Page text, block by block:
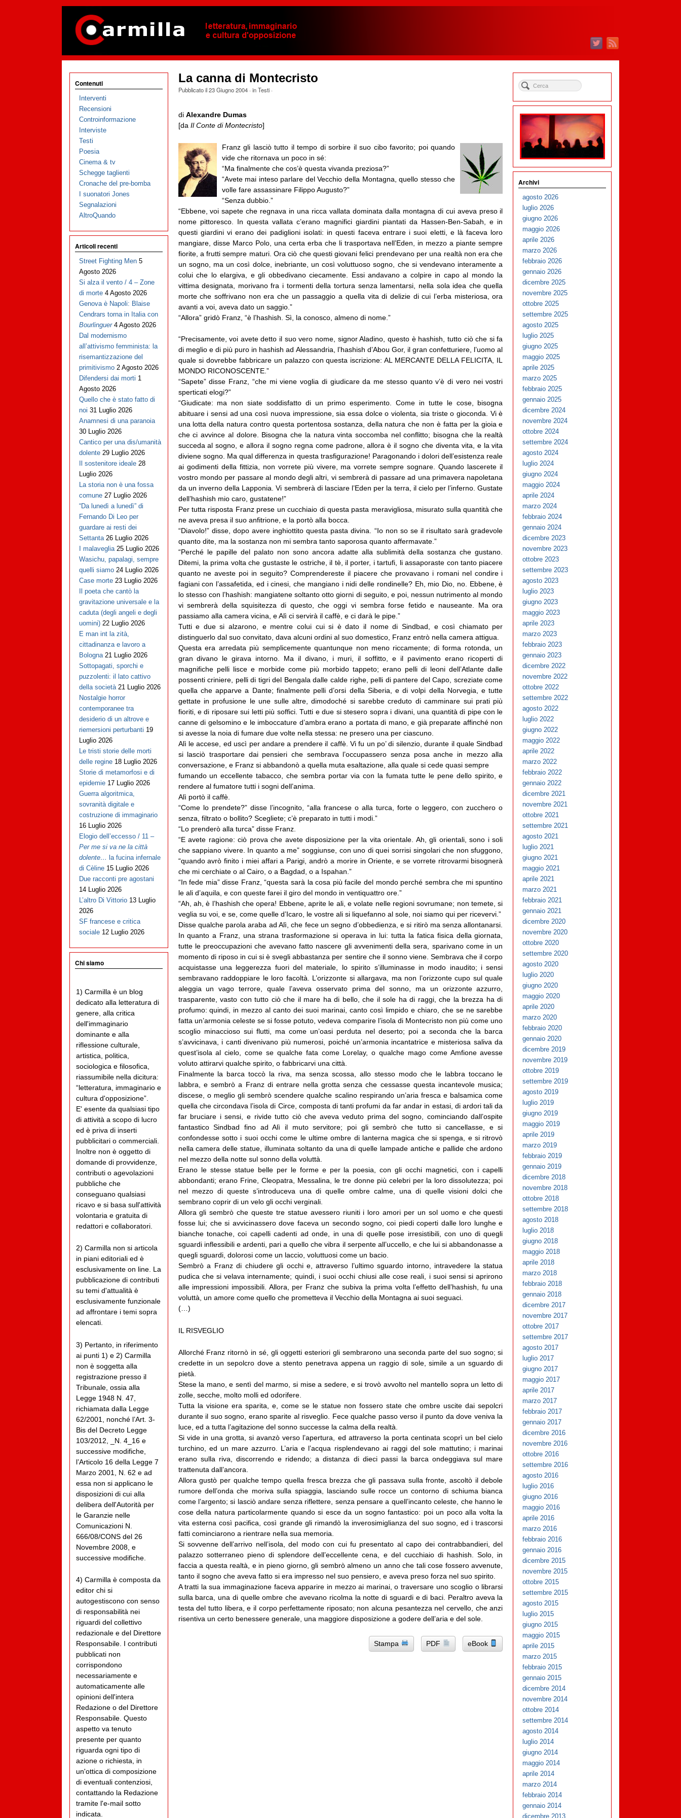
La canna di Montecristo
Pubblicato il23 Giugno 2004· inTesti·
di Alexandre Dumas
[da Il Conte di Montecristo]
Franz gli lasciò tutto il tempo di sorbire il suo cibo favorito; poi quando
vide che ritornava un poco in sé:
“Ma finalmente che cos’è questa vivanda preziosa?”
“Avete mai inteso parlare del Vecchio della Montagna, quello stesso che
volle fare assassinare Filippo Augusto?”
“Senza dubbio.”
“Ebbene, voi sapete che regnava in una ricca vallata dominata dalla montagna di cui aveva preso il
nome pittoresco. In questa vallata c’erano magnifici giardini piantati da Hassen-Ben-Sabah, e in
questi giardini vi erano dei padiglioni isolati: in questi faceva entrare i suoi eletti, e là faceva loro
mangiare, disse Marco Polo, una certa erba che li trasportava nell’Eden, in mezzo a piante sempre
fiorite, a frutti sempre maturi. Ora ciò che questi giovani felici prendevano per una realtà non era che
un sogno, ma un così dolce, inebriante, un così voluttuoso sogno, che si vendevano interamente a
colui che lo elargiva, e gli obbedivano ciecamente. Essi andavano a colpire in capo al mondo la
vittima designata, morivano fra i tormenti della tortura senza lamentarsi, nella sola idea che quella
morte che soffrivano non era che un passaggio a quella vita di delizie di cui l’erba misteriosa, ora
avanti a voi, aveva dato un saggio.”
“Allora” gridò Franz, “è l’hashish. Sì, la conosco, almeno di nome.”
“Precisamente, voi avete detto il suo vero nome, signor Aladino, questo è hashish, tutto ciò che si fa
di meglio e di più puro in hashish ad Alessandria, l’hashish d’Abou Gor, il gran confetturiere, l’uomo al
quale si dovrebbe fabbricare un palazzo con questa iscrizione: AL MERCANTE DELLA FELICITA, IL
MONDO RICONOSCENTE.”
“Sapete” disse Franz, “che mi viene voglia di giudicare da me stesso quanto v’è di vero nei vostri
sperticati elogi?”
“Giudicate: ma non siate soddisfatto di un primo esperimento. Come in tutte le cose, bisogna
abituare i sensi ad una così nuova impressione, sia essa dolce o violenta, sia triste o gioconda. Vi è
una lotta della natura contro questa portentosa sostanza, della natura che non è fatta per la gioia e
che ci avvince al dolore. Bisogna che la natura vinta soccomba nel conflitto; bisogna che la realtà
succeda al sogno, e allora il sogno regna come padrone, allora è il sogno che diventa vita, e la vita
diviene sogno. Ma qual differenza in questa trasfigurazione! Paragonando i dolori dell’esistenza reale
ai godimenti della fittizia, non vorrete più vivere, ma vorrete sempre sognare. Quando lascerete il
vostro mondo per passare al mondo degli altri, vi sembrerà di passare ad una primavera napoletana
da un inverno della Lapponia. Vi sembrerà di lasciare l’Eden per la terra, il cielo per l’inferno. Gustate
dell’hashish mio caro, gustatene!”
Per tutta risposta Franz prese un cucchiaio di questa pasta meravigliosa, misurato sulla quantità che
ne aveva presa il suo anfitrione, e la portò alla bocca.
“Diavolo!” disse, dopo avere inghiottito questa pasta divina. “Io non so se il risultato sarà gradevole
quanto dite, ma la sostanza non mi sembra tanto saporosa quanto affermavate.”
“Perché le papille del palato non sono ancora adatte alla sublimità della sostanza che gustano.
Ditemi, la prima volta che gustaste le ostriche, il tè, il porter, i tartufi, li assaporaste con tanto piacere
quanto ne aveste poi in seguito? Comprendereste il piacere che provavano i romani nel condire i
fagiani con l’assafetida, ed i cinesi, che mangiano i nidi delle rondinelle? Eh, mio Dio, no. Ebbene, è
lo stesso con l’hashish: mangiatene soltanto otto giorni di seguito, e poi, nessun nutrimento al mondo
vi sembrerà della squisitezza di questo, che oggi vi sembra forse fetido e nauseante. Ma ora
passiamo alla camera vicina, e Alì ci servirà il caffè, e ci darà le pipe.”
Tutti e due si alzarono, e mentre colui cui si è dato il nome di Sindbad, e così chiamato per
distinguerlo dal suo convitato, dava alcuni ordini al suo domestico, Franz entrò nella camera attigua.
Questa era arredata più semplicemente quantunque non meno riccamente; di forma rotonda, un
gran divano le girava intorno. Ma il divano, i muri, il soffitto, e il pavimento erano ricoperti di
magnifiche pelli lisce e morbide come più morbido tappeto; erano pelli di leoni dell’Atlante dalle
possenti criniere, pelli di tigri del Bengala dalle calde righe, pelli di pantere del Capo, screziate come
quella che apparve a Dante; finalmente pelli d’orsi della Siberia, e di volpi della Norvegia, e tutte
gettate in profusione le une sulle altre, dimodoché si sarebbe creduto di camminare sui prati più
fioriti, e di riposare sui letti più soffici. Tutti e due si stesero sopra i divani, una quantità di pipe con le
canne di gelsomino e le imboccature d’ambra erano a portata di mano, e già preparate affinché non
si avesse la noia di fumare due volte nella stessa: ne presero una per ciascuno.
Alì le accese, ed uscì per andare a prendere il caffè. Vi fu un po’ di silenzio, durante il quale Sindbad
si lasciò trasportare dai pensieri che sembrava l’occupassero senza posa anche in mezzo alla
conversazione, e Franz si abbandonò a quella muta esaltazione, alla quale si cede quasi sempre
fumando un eccellente tabacco, che sembra portar via con la fumata tutte le pene dello spirito, e
rendere al fumatore tutti i sogni dell’anima.
Alì portò il caffè.
“Come lo prendete?” disse l’incognito, “alla francese o alla turca, forte o leggero, con zucchero o
senza, filtrato o bollito? Scegliete; c’è preparato in tutti i modi.”
“Lo prenderò alla turca” disse Franz.
“E avete ragione: ciò prova che avete disposizione per la vita orientale. Ah, gli orientali, sono i soli
che sappiano vivere. In quanto a me” soggiunse, con uno di quei sorrisi singolari che non sfuggono,
“quando avrò finito i miei affari a Parigi, andrò a morire in Oriente, e se vorrete ritrovarmi bisognerà
che mi cerchiate o al Cairo, o a Bagdad, o a Ispahan.”
“In fede mia” disse Franz, “questa sarà la cosa più facile del mondo perché sembra che mi spuntino
le ali d’aquila, e con queste farei il giro del mondo in ventiquattro ore.”
“Ah, ah, è l’hashish che opera! Ebbene, aprite le ali, e volate nelle regioni sovrumane; non temete, si
veglia su voi, e se, come quelle d’Icaro, le vostre ali si liquefanno al sole, noi siamo qui per ricevervi.”
Disse qualche parola araba ad Alì, che fece un segno d’obbedienza, e si ritirò ma senza allontanarsi.
In quanto a Franz, una strana trasformazione si operava in lui: tutta la fatica fisica della giornata,
tutte le preoccupazioni che avevano fatto nascere gli avvenimenti della sera, sparivano come in un
momento di riposo in cui si è svegli abbastanza per sentire che il sonno viene. Sembrava che il corpo
acquistasse una leggerezza fuori del materiale, lo spirito s’illuminasse in modo inaudito; i sensi
sembravano raddoppiare le loro facoltà. L’orizzonte si allargava, ma non l’orizzonte cupo sul quale
aleggia un vago terrore, quale l’aveva osservato prima del sonno, ma un orizzonte azzurro,
trasparente, vasto con tutto ciò che il mare ha di bello, che il sole ha di raggi, che la brezza ha di
profumo: quindi, in mezzo al canto dei suoi marinai, canto così limpido e chiaro, che se ne sarebbe
fatta un’armonia celeste se si fosse potuto, vedeva comparire l’isola di Montecristo non più come uno
scoglio minaccioso sui flutti, ma come un’oasi perduta nel deserto; poi a seconda che la barca
s’avvicinava, i canti divenivano più numerosi, poiché un’armonia incantatrice e misteriosa saliva da
quest’isola al cielo, come se qualche fata come Lorelay, o qualche mago come Amfione avesse
voluto attirarvi qualche spirito, o fabbricarvi una città.
Finalmente la barca toccò la riva, ma senza scossa, allo stesso modo che le labbra toccano le
labbra, e sembrò a Franz di entrare nella grotta senza che cessasse questa incantevole musica;
discese, o meglio gli sembrò scendere qualche scalino respirando un’aria fresca e balsamica come
quella che circondava l’isola di Circe, composta di tanti profumi da far andar in estasi, di ardori tali da
far bruciare i sensi, e rivide tutto ciò che aveva veduto prima del sogno, cominciando dall’ospite
fantastico Sindbad fino ad Alì il muto servitore; poi gli sembrò che tutto si cancellasse, e si
confondesse sotto i suoi occhi come le ultime ombre di lanterna magica che si spenga, e si ritrovò
nella camera delle statue, illuminata soltanto da una di quelle lampade antiche e pallide che ardono
nel mezzo della notte sul sonno della voluttà.
Erano le stesse statue belle per le forme e per la poesia, con gli occhi magnetici, con i capelli
abbondanti; erano Frine, Cleopatra, Messalina, le tre donne più celebri per la loro dissolutezza; poi
nel mezzo di queste s’introduceva una di quelle ombre calme, una di quelle visioni dolci che
sembrano coprir di un velo gli occhi verginali.
Allora gli sembrò che queste tre statue avessero riuniti i loro amori per un sol uomo e che questi
fosse lui; che si avvicinassero dove faceva un secondo sogno, coi piedi coperti dalle loro lunghe e
bianche tonache, coi capelli cadenti ad onde, in una di quelle pose irresistibili, con uno di quegli
sguardi inflessibili e ardenti, pari a quello che vibra il serpente all’uccello, e che lui si abbandonasse a
quegli sguardi, dolorosi come un laccio, voluttuosi come un bacio.
Sembrò a Franz di chiudere gli occhi e, attraverso l’ultimo sguardo intorno, intravedere la statua
pudica che si velava internamente; quindi, i suoi occhi chiusi alle cose reali, i suoi sensi si aprirono
alle impressioni impossibili. Allora, per Franz che subiva la prima volta l’effetto dell’hashish, fu una
voluttà, un amore come quello che prometteva il Vecchio della Montagna ai suoi seguaci.
(…)
IL RISVEGLIO
Allorché Franz ritornò in sé, gli oggetti esteriori gli sembrarono una seconda parte del suo sogno; si
credette in un sepolcro dove a stento penetrava appena un raggio di sole, simile a un sguardo di
pietà.
Stese la mano, e sentì del marmo, si mise a sedere, e si trovò avvolto nel mantello sopra un letto di
zolle, secche, molto molli ed odorifere.
Tutta la visione era sparita, e, come se le statue non fossero state che ombre uscite dai sepolcri
durante il suo sogno, erano sparite al risveglio. Fece qualche passo verso il punto da dove veniva la
luce, ed a tutta l’agitazione del sonno successe la calma della realtà.
Si vide in una grotta, si avanzò verso l’apertura, ed attraverso la porta centinata scoprì un bel cielo
turchino, ed un mare azzurro. L’aria e l’acqua risplendevano ai raggi del sole mattutino; i marinai
erano sulla riva, discorrendo e ridendo; a distanza di dieci passi la barca ondeggiava sul mare
trattenuta dall’ancora.
Allora gustò per qualche tempo quella fresca brezza che gli passava sulla fronte, ascoltò il debole
rumore dell’onda che moriva sulla spiaggia, lasciando sulle rocce un contorno di schiuma bianca
come l’argento; si lasciò andare senza riflettere, senza pensare a quell’incanto celeste, che hanno le
cose della natura particolarmente quando si esce da un sogno fantastico: poi un poco alla volta la
vita esterna così pacifica, così grande gli rimandò la inverosimiglianza del suo sogno, ed i trascorsi
fatti cominciarono a rientrare nella sua memoria.
Si sovvenne dell’arrivo nell’isola, del modo con cui fu presentato al capo dei contrabbandieri, del
palazzo sotterraneo pieno di splendore dell’eccellente cena, e del cucchiaio di hashish. Solo, in
faccia a questa realtà, e in pieno giorno, gli sembrò almeno un anno che tali cose fossero avvenute,
tanto il sogno che aveva fatto si era impresso nel suo pensiero, e aveva preso forza nel suo spirito.
A tratti la sua immaginazione faceva apparire in mezzo ai marinai, o traversare uno scoglio o librarsi
sulla barca, una di quelle ombre che avevano ricolma la notte di sguardi e di baci. Peraltro aveva la
testa del tutto libera, e il corpo perfettamente riposato; non alcuna pesantezza nel cervello, che anzi
risentiva un certo benessere generale, una maggiore disposizione a godere dell’aria e del sole.
Stampa PDF eBook
Contenuti
Interventi
Recensioni
Controinformazione
Interviste
Testi
Poesia
Cinema & tv
Schegge taglienti
Cronache del pre-bomba
I suonatori Jones
Segnalazioni
AltroQuando
Articoli recenti
Street Fighting Men 5
Agosto 2026
Si alza il vento / 4 – Zone
di morte 4 Agosto 2026
Genova è Napoli: Blaise
Cendrars torna in Italia con
Bourlinguer 4 Agosto 2026
Dal modernismo
all’attivismo femminista: la
risemantizzazione del
primitivismo 2 Agosto 2026
Difendersi dai morti 1
Agosto 2026
Quello che è stato fatto di
noi 31 Luglio 2026
Anamnesi di una paranoia
30 Luglio 2026
Cantico per una dis/umanità
dolente 29 Luglio 2026
Il sostenitore ideale 28
Luglio 2026
La storia non è una fossa
comune 27 Luglio 2026
“Da lunedì a lunedì” di
Fernando Di Leo per
guardare ai resti dei
Settanta 26 Luglio 2026
I malaveglia 25 Luglio 2026
Wasichu, papalagi, sempre
quelli siamo 24 Luglio 2026
Case morte 23 Luglio 2026
Il poeta che cantò la
gravitazione universale e la
caduta (degli angeli e degli
uomini) 22 Luglio 2026
E man int la zità,
cittadinanza e lavoro a
Bologna 21 Luglio 2026
Sottopagati, sporchi e
puzzolenti: il lato cattivo
della società 21 Luglio 2026
Nostalgie horror
contemporanee tra
desiderio di un altrove e
riemersioni perturbanti 19
Luglio 2026
Le tristi storie delle morti
delle regine 18 Luglio 2026
Storie di metamorfosi e di
epidemie 17 Luglio 2026
Guerra algoritmica,
sovranità digitale e
costruzione di immaginario
16 Luglio 2026
Elogio dell’eccesso / 11 –
Per me si va ne la città
dolente… la fucina infernale
di Cèline 15 Luglio 2026
Due racconti pre agostani
14 Luglio 2026
L’altro Di Vittorio 13 Luglio
2026
SF francese e critica
sociale 12 Luglio 2026
Chi siamo
1) Carmilla è un blog
dedicato alla letteratura di
genere, alla critica
dell'immaginario
dominante e alla
riflessione culturale,
artistica, politica,
sociologica e filosofica,
riassumibile nella dicitura:
“letteratura, immaginario e
cultura d'opposizione”.
E' esente da qualsiasi tipo
di attività a scopo di lucro
ed è priva di inserti
pubblicitari o commerciali.
Inoltre non è oggetto di
domande di provvidenze,
contributi o agevolazioni
pubbliche che
conseguano qualsiasi
ricavo e si basa sull'attività
volontaria e gratuita di
redattori e collaboratori.
2) Carmilla non si articola
in piani editoriali ed è
esclusivamente on line. La
pubblicazione di contributi
su temi d'attualità è
esclusivamente funzionale
ad affrontare i temi sopra
elencati.
3) Pertanto, in riferimento
ai punti 1) e 2) Carmilla
non è soggetta alla
registrazione presso il
Tribunale, ossia alla
Legge 1948 N. 47,
richiamata dalla Legge
62/2001, nonché l’Art. 3-
Bis del Decreto Legge
103/2012, _N. 4_16 e
successive modifiche,
l’Articolo 16 della Legge 7
Marzo 2001, N. 62 e ad
essa non si applicano le
disposizioni di cui alla
delibera dell'Autorità per
le Garanzie nelle
Comunicazioni N.
666/08/CONS del 26
Novembre 2008, e
successive modifiche.
4) Carmilla è composta da
editor chi si
autogestiscono con senso
di responsabilità nei
riguardi del collettivo
redazionale e del Direttore
Responsabile. I contributi
pubblicati non
corrispondono
necessariamente e
automaticamente alle
opinioni dell'intera
Redazione o del Direttore
Responsabile. Questo
aspetto va tenuto
presente per quanto
riguarda ogni tipo di
azione o richiesta, in
un'ottica di composizione
di eventuali contenziosi,
contattando la Redazione
tramite l'e-mail sotto
indicata.
Archivi
agosto 2026
luglio 2026
giugno 2026
maggio 2026
aprile 2026
marzo 2026
febbraio 2026
gennaio 2026
dicembre 2025
novembre 2025
ottobre 2025
settembre 2025
agosto 2025
luglio 2025
giugno 2025
maggio 2025
aprile 2025
marzo 2025
febbraio 2025
gennaio 2025
dicembre 2024
novembre 2024
ottobre 2024
settembre 2024
agosto 2024
luglio 2024
giugno 2024
maggio 2024
aprile 2024
marzo 2024
febbraio 2024
gennaio 2024
dicembre 2023
novembre 2023
ottobre 2023
settembre 2023
agosto 2023
luglio 2023
giugno 2023
maggio 2023
aprile 2023
marzo 2023
febbraio 2023
gennaio 2023
dicembre 2022
novembre 2022
ottobre 2022
settembre 2022
agosto 2022
luglio 2022
giugno 2022
maggio 2022
aprile 2022
marzo 2022
febbraio 2022
gennaio 2022
dicembre 2021
novembre 2021
ottobre 2021
settembre 2021
agosto 2021
luglio 2021
giugno 2021
maggio 2021
aprile 2021
marzo 2021
febbraio 2021
gennaio 2021
dicembre 2020
novembre 2020
ottobre 2020
settembre 2020
agosto 2020
luglio 2020
giugno 2020
maggio 2020
aprile 2020
marzo 2020
febbraio 2020
gennaio 2020
dicembre 2019
novembre 2019
ottobre 2019
settembre 2019
agosto 2019
luglio 2019
giugno 2019
maggio 2019
aprile 2019
marzo 2019
febbraio 2019
gennaio 2019
dicembre 2018
novembre 2018
ottobre 2018
settembre 2018
agosto 2018
luglio 2018
giugno 2018
maggio 2018
aprile 2018
marzo 2018
febbraio 2018
gennaio 2018
dicembre 2017
novembre 2017
ottobre 2017
settembre 2017
agosto 2017
luglio 2017
giugno 2017
maggio 2017
aprile 2017
marzo 2017
febbraio 2017
gennaio 2017
dicembre 2016
novembre 2016
ottobre 2016
settembre 2016
agosto 2016
luglio 2016
giugno 2016
maggio 2016
aprile 2016
marzo 2016
febbraio 2016
gennaio 2016
dicembre 2015
novembre 2015
ottobre 2015
settembre 2015
agosto 2015
luglio 2015
giugno 2015
maggio 2015
aprile 2015
marzo 2015
febbraio 2015
gennaio 2015
dicembre 2014
novembre 2014
ottobre 2014
settembre 2014
agosto 2014
luglio 2014
giugno 2014
maggio 2014
aprile 2014
marzo 2014
febbraio 2014
gennaio 2014
dicembre 2013